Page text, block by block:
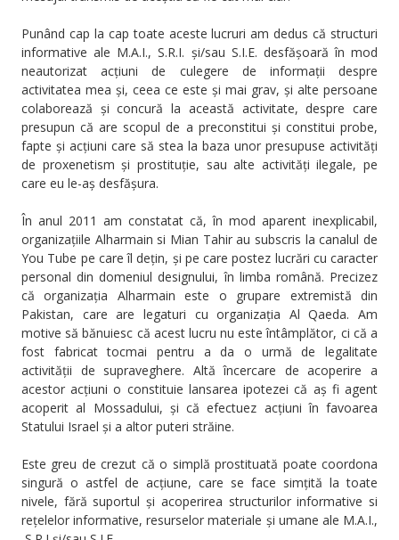
Punând cap la cap toate aceste lucruri am dedus că structuri
informative ale M.A.I., S.R.I. și/sau S.I.E. desfășoară în mod
neautorizat acțiuni de culegere de informații despre
activitatea mea și, ceea ce este și mai grav, și alte persoane
colaborează și concură la această activitate, despre care
presupun că are scopul de a preconstitui și constitui probe,
fapte și acțiuni care să stea la baza unor presupuse activități
de proxenetism și prostituție, sau alte activități ilegale, pe
care eu le-aș desfășura.
În anul 2011 am constatat că, în mod aparent inexplicabil,
organizațiile Alharmain si Mian Tahir au subscris la canalul de
You Tube pe care îl dețin, și pe care postez lucrări cu caracter
personal din domeniul designului, în limba română. Precizez
că organizația Alharmain este o grupare extremistă din
Pakistan, care are legaturi cu organizația Al Qaeda. Am
motive să bănuiesc că acest lucru nu este întâmplător, ci că a
fost fabricat tocmai pentru a da o urmă de legalitate
activității de supraveghere. Altă încercare de acoperire a
acestor acțiuni o constituie lansarea ipotezei că aș fi agent
acoperit al Mossadului, și că efectuez acțiuni în favoarea
Statului Israel și a altor puteri străine.
Este greu de crezut că o simplă prostituată poate coordona
singură o astfel de acțiune, care se face simțită la toate
nivele, fără suportul și acoperirea structurilor informative si
rețelelor informative, resurselor materiale și umane ale M.A.I.,